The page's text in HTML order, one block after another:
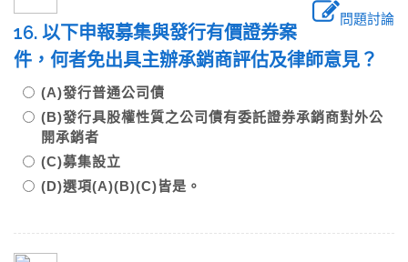
問題討論
16. 以下申報募集與發行有價證券案
件，何者免出具主辦承銷商評估及律師意見？
(A)發行普通公司債
(B)發行具股權性質之公司債有委託證券承銷商對外公
開承銷者
(C)募集設立
(D)選項(A)(B)(C)皆是。